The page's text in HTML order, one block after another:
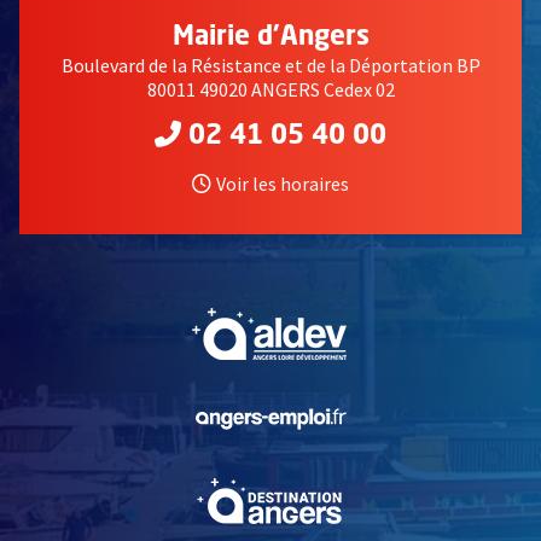
Mairie d'Angers
Boulevard de la Résistance et de la Déportation BP
80011 49020 ANGERS Cedex 02
02 41 05 40 00
Voir les horaires
, Ouvre une nouvelle